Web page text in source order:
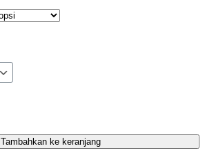
Tambahkan ke keranjang